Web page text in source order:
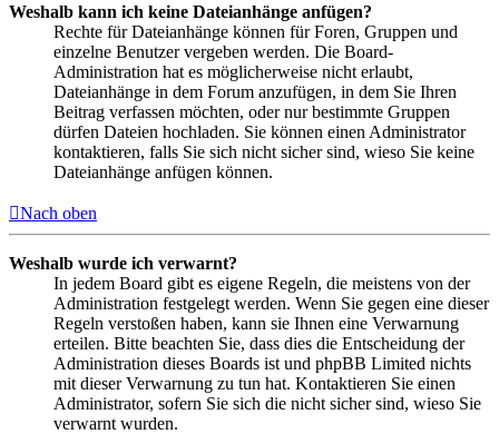
Weshalb kann ich keine Dateianhänge anfügen?
Rechte für Dateianhänge können für Foren, Gruppen und
einzelne Benutzer vergeben werden. Die Board-
Administration hat es möglicherweise nicht erlaubt,
Dateianhänge in dem Forum anzufügen, in dem Sie Ihren
Beitrag verfassen möchten, oder nur bestimmte Gruppen
dürfen Dateien hochladen. Sie können einen Administrator
kontaktieren, falls Sie sich nicht sicher sind, wieso Sie keine
Dateianhänge anfügen können.
Nach oben
Weshalb wurde ich verwarnt?
In jedem Board gibt es eigene Regeln, die meistens von der
Administration festgelegt werden. Wenn Sie gegen eine dieser
Regeln verstoßen haben, kann sie Ihnen eine Verwarnung
erteilen. Bitte beachten Sie, dass dies die Entscheidung der
Administration dieses Boards ist und phpBB Limited nichts
mit dieser Verwarnung zu tun hat. Kontaktieren Sie einen
Administrator, sofern Sie sich die nicht sicher sind, wieso Sie
verwarnt wurden.